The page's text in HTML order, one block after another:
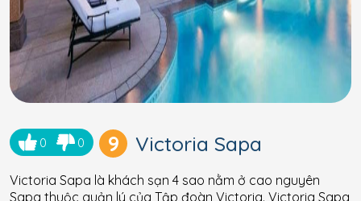
0 0 9 Victoria Sapa
Victoria Sapa là khách sạn 4 sao nằm ở cao nguyên
Sapa thuộc quản lý của Tập đoàn Victoria. Victoria Sapa